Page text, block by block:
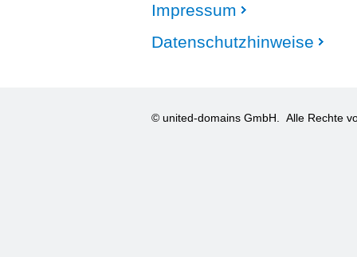
Impressum
Datenschutzhinweise
© united-domains GmbH. Alle Rechte